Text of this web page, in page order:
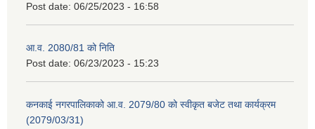
Post date: 06/25/2023 - 16:58
आ.व. 2080/81 को निति
Post date: 06/23/2023 - 15:23
कनकाई नगरपालिकाको आ.व. 2079/80 को स्वीकृत बजेट तथा कार्यक्रम
(2079/03/31)